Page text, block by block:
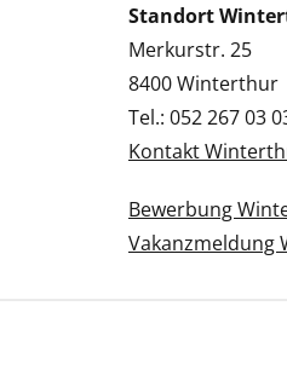
Standort
Merkurstr. 25
8400 Winterthur
Tel.: 052 267 03
Kontakt
Bewerbung
Vakanzmeldung